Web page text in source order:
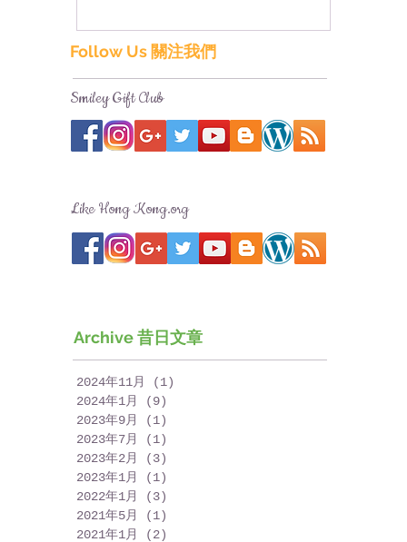
Follow Us 關注我們
Smiley Gift Club
Like Hong Kong.org
Archive 昔日文章
2024年11月 (1)
2024年1月
(9)
2023年9月
(1)
2023年7月
(1)
2023年2月
(3)
2023年1月
(1)
2022年1月
(3)
2021年5月
(1)
2021年1月
(2)